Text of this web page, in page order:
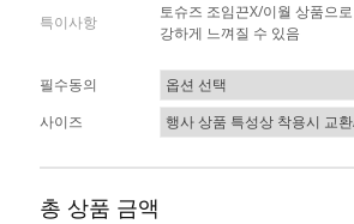
특이사항
토슈즈 조임끈X/이월 상품으
강하게 느껴질 수 있음
필수동의
사이즈
총 상품 금액